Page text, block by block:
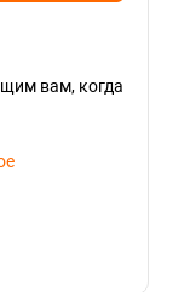
вам, когда